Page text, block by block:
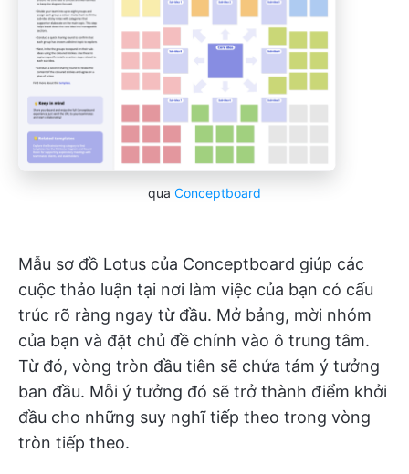
qua Conceptboard
Mẫu sơ đồ Lotus của Conceptboard giúp các
cuộc thảo luận tại nơi làm việc của bạn có cấu
trúc rõ ràng ngay từ đầu. Mở bảng, mời nhóm
của bạn và đặt chủ đề chính vào ô trung tâm.
Từ đó, vòng tròn đầu tiên sẽ chứa tám ý tưởng
ban đầu. Mỗi ý tưởng đó sẽ trở thành điểm khởi
đầu cho những suy nghĩ tiếp theo trong vòng
tròn tiếp theo.